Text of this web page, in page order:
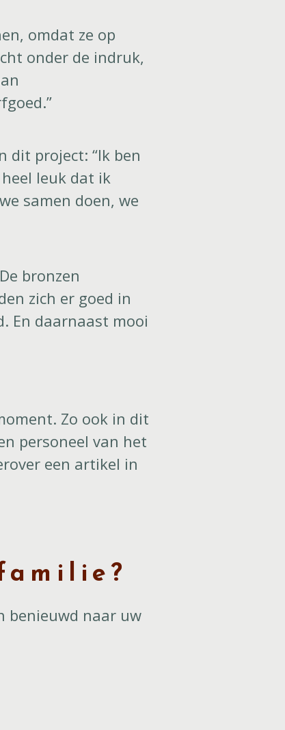
omdat ze op
onder de indruk,
dit project: “Ik ben
leuk dat ik
samen doen, we
bronzen
zich er goed in
En daarnaast mooi
Zo ook in dit
personeel van het
een artikel in
benieuwd naar uw